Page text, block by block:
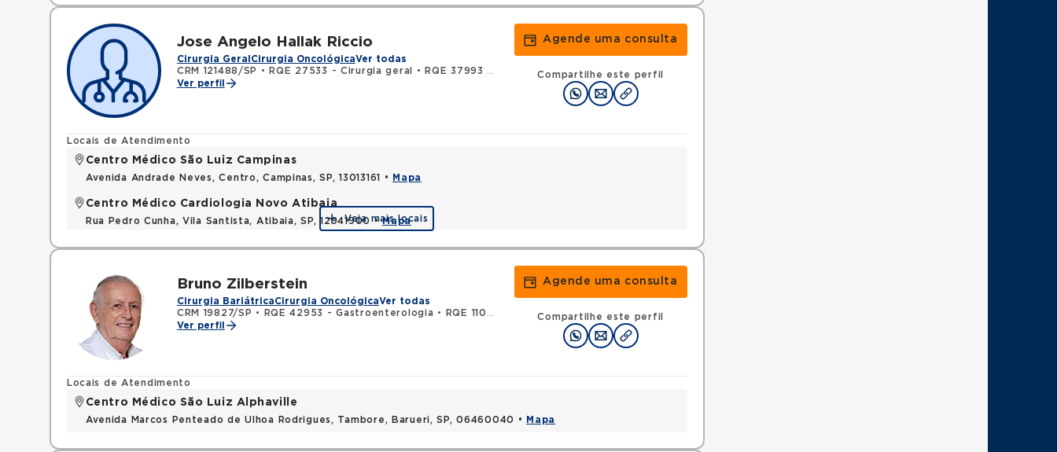
Jose Angelo Hallak Riccio
Cirurgia Geral Cirurgia OncológicaVer todas
CRM 121488/SP
• RQE 27533 - Cirurgia geral •
RQE 37993 - Cancerologia/cancerologia cirúrgica
Ver perfil
Agende uma consulta
Compartilhe este perfil
Locais de Atendimento
Centro Médico São Luiz Campinas
Avenida Andrade Neves, Centro, Campinas, SP, 13013161 • Mapa
Centro Médico Cardiologia Novo Atibaia
Rua Pedro Cunha, Vila Santista, Atibaia, SP, 12941900 •Mapa
Veja mais locais
Bruno Zilberstein
Cirurgia BariátricaCirurgia OncológicaVer todas
CRM 19827/SP • RQE 42953 - Gastroenterologia •
RQE 110970 - Cirurgia do aparelho digestivo
Ver perfil
Agende uma consulta
Compartilhe este perfil
Locais de Atendimento
Centro Médico São Luiz Alphaville
Avenida Marcos Penteado de Ulhoa Rodrigues, Tambore, Barueri, SP, 06460040 • Mapa